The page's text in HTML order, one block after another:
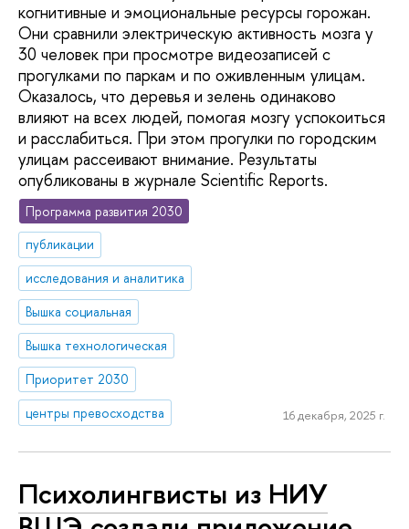
когнитивные и эмоциональные ресурсы горожан.
Они сравнили электрическую активность мозга у
30 человек при просмотре видеозаписей с
прогулками по паркам и по оживленным улицам.
Оказалось, что деревья и зелень одинаково
влияют на всех людей, помогая мозгу успокоиться
и расслабиться. При этом прогулки по городским
улицам рассеивают внимание. Результаты
опубликованы в журнале Scientific Reports.
Программа развития 2030
публикации
исследования и аналитика
Вышка социальная
Вышка технологическая
Приоритет 2030
центры превосходства
16 декабря, 2025 г.
Психолингвисты из НИУ